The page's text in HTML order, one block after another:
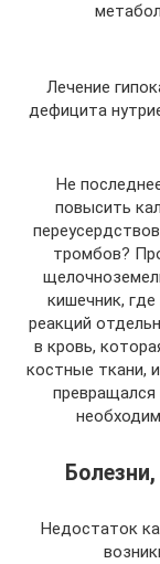
Лечение
дефицита
Не
повысить
тромбов?
кишечник,
реакций
в кровь,
костные ткани,
Недостаток